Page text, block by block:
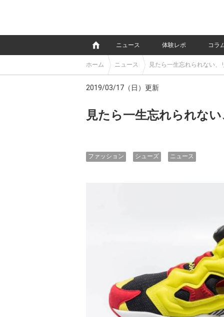
ニュース 体験レポ コラ
ホーム ニュース 見たら一生忘れられない、
2019/03/17（日）更新
見たら一生忘れられな
ファッション シューズ ニュース